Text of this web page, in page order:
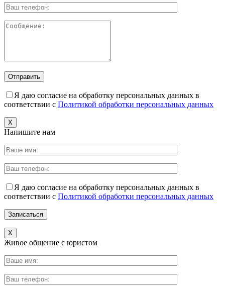
Я даю согласие на обработку персональных данных в
соответствии с Политикой обработки персональных данных
X
Напишите нам
Я даю согласие на обработку персональных данных в
соответствии с Политикой обработки персональных данных
X
Живое общение с юристом